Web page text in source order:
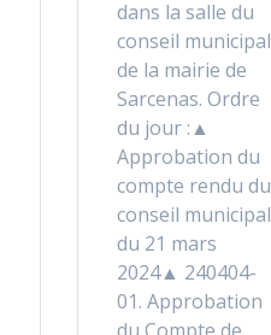
dans la salle du
conseil municipal
de la mairie de
Sarcenas. Ordre
du jour :▲
Approbation du
compte rendu du
conseil municipal
du 21 mars
2024▲ 240404-
01. Approbation